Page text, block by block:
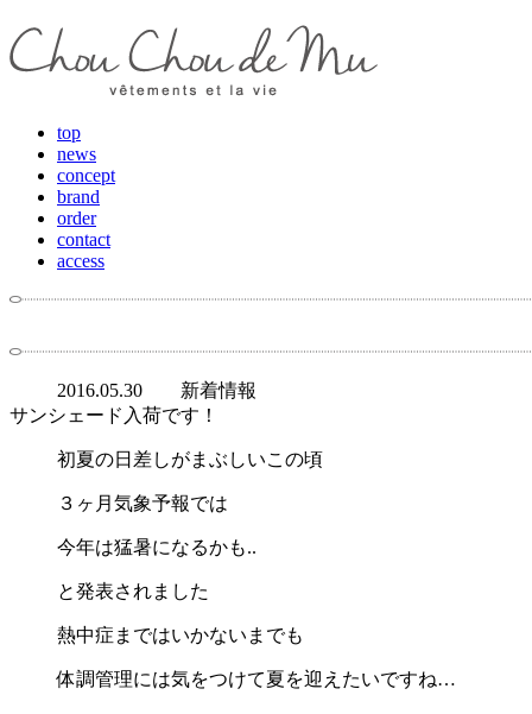
top
news
concept
brand
order
contact
access
2016.05.30 新着情報
サンシェード入荷です！
初夏の日差しがまぶしいこの頃
３ヶ月気象予報では
今年は猛暑になるかも..
と発表されました
熱中症まではいかないまでも
体調管理には気をつけて夏を迎えたいですね…